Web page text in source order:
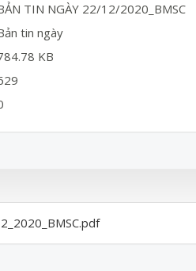
TIN NGÀY 22/12/2020_BMSC
tin ngày
KB